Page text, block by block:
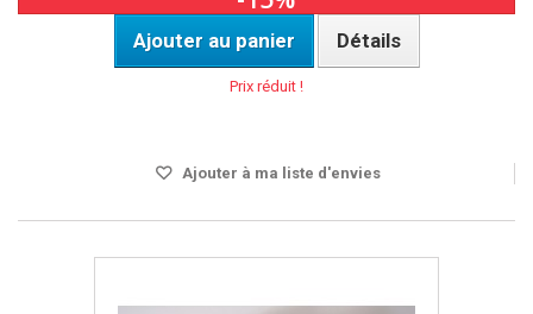
Ajouter au panier Détails
Prix réduit !
Ajouter à ma liste d'envies